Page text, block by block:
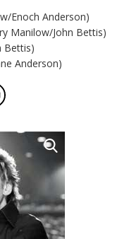
Enoch Anderson)
Manilow/John Bettis)
Bettis)
Anderson)